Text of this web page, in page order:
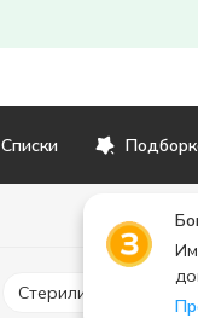
Списки
Стерилизованное